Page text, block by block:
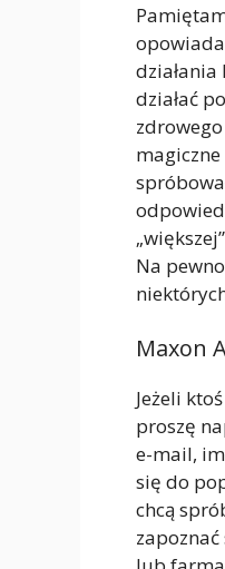
działania
działać
Na
Maxon
Jeżeli
proszę
e-mail,
się do
chcą